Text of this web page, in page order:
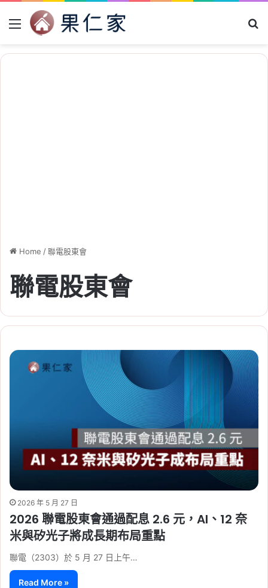
Menu
Home /聯電股東會
聯電股東會
2026 年 5 月 27 日
2026 聯電股東會通過配息 2.6 元，AI、12 奈
米與矽光子將成長期布局重點
聯電（2303）於 5 月 27 日上午…
Read More »